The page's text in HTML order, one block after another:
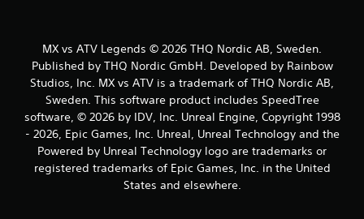
a
v
5
f
r
MX vs ATV Legends © 2026 THQ Nordic AB, Sweden.
Published by THQ Nordic GmbH. Developed by Rainbow
Studios, Inc. MX vs ATV is a trademark of THQ Nordic AB,
Sweden. This software product includes SpeedTree
software, © 2026 by IDV, Inc. Unreal Engine, Copyright 1998
- 2026, Epic Games, Inc. Unreal, Unreal Technology and the
Powered by Unreal Technology logo are trademarks or
registered trademarks of Epic Games, Inc. in the United
States and elsewhere.